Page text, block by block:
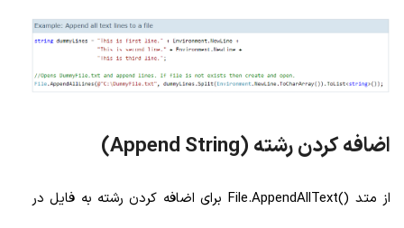
اضافه کردن رشته (Append String)
از متد ()File.AppendAllText برای اضافه کردن رشته به فایل در